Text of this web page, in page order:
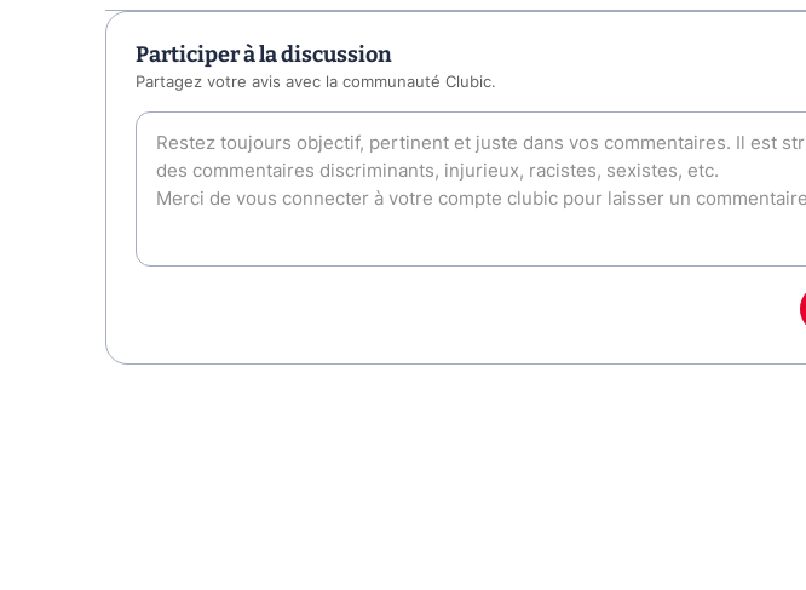
Participer à la discussion
Partagez votre avis avec la communauté Clubic.